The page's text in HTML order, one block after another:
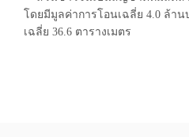
โดยมีมูลค่าการโอนเฉลี่ย 4.0 ล้า
เฉลี่ย 36.6 ตารางเมตร